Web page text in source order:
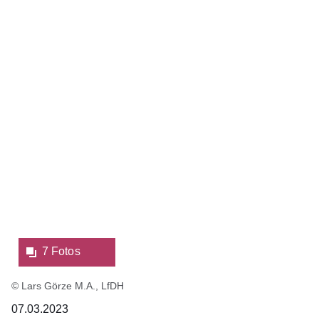
7 Fotos
© Lars Görze M.A., LfDH
07.03.2023